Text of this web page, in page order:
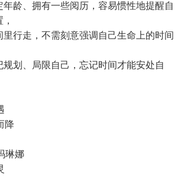
年龄、拥有一些阅历，容易惯性地提醒自
里行走，不需刻意强调自己生命上的时间
规划、局限自己，忘记时间才能安处自
降
琳娜